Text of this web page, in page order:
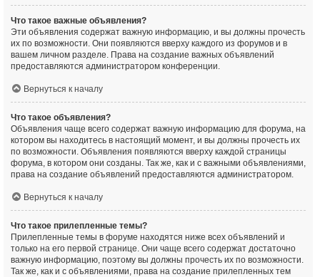
Что такое важные объявления?
Эти объявления содержат важную информацию, и вы должны прочесть
их по возможности. Они появляются вверху каждого из форумов и в
вашем личном разделе. Права на создание важных объявлений
предоставляются администратором конференции.
Вернуться к началу
Что такое объявления?
Объявления чаще всего содержат важную информацию для форума, на
котором вы находитесь в настоящий момент, и вы должны прочесть их
по возможности. Объявления появляются вверху каждой страницы
форума, в котором они созданы. Так же, как и с важными объявлениями,
права на создание объявлений предоставляются администратором.
Вернуться к началу
Что такое прилепленные темы?
Прилепленные темы в форуме находятся ниже всех объявлений и
только на его первой странице. Они чаще всего содержат достаточно
важную информацию, поэтому вы должны прочесть их по возможности.
Так же, как и с объявлениями, права на создание прилепленных тем